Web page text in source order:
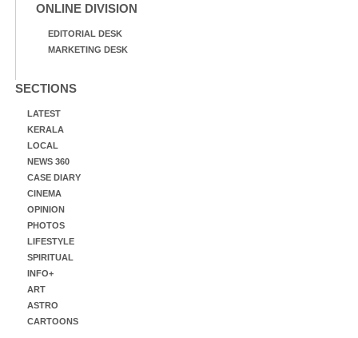
ONLINE DIVISION
EDITORIAL DESK
MARKETING DESK
SECTIONS
LATEST
KERALA
LOCAL
NEWS 360
CASE DIARY
CINEMA
OPINION
PHOTOS
LIFESTYLE
SPIRITUAL
INFO+
ART
ASTRO
CARTOONS